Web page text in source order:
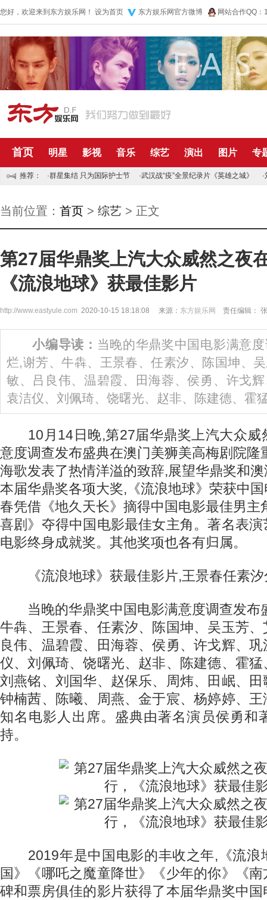
您好，欢迎来到东方娱乐网！ 设为首页 东方娱乐网官方微博 网站合作QQ
首页 明星 影视 音乐 综艺 演出 图片 专
推荐： ·群星集结 只为国际护士节 ·武汉战“疫”全景纪录片《英雄之城》 ·
当前位置： 首页 > 综艺 > 正文
第27届华鼎奖上汽大众威然之夜
《流浪地球》获最佳影片
http://www.eastyule.com 2020-10-15 18:18:08 来源： 东方娱乐网 责任编辑：
小编导读： 当晚的华鼎奖中国电影满意
烂,谢芳、牛犇、王景春、任素汐、陈国坤、
敏、吕良伟、温碧霞、田海蓉、侯勇、许戈
袁洁仪、刘佩琦、饶曙光、赵非、陈建德、霍
10月14日晚,第27届华鼎奖上汽大众威
意度调查发布盛典在澳门美狮美高梅剧院隆
海歌发表了热情洋溢的致辞,展望华鼎奖和
本届华鼎奖各项大奖,《流浪地球》荣获中
春凭借《地久天长》摘得中国电影最佳男主
喜剧》夺得中国电影最佳女主角。著名表
电影终身成就奖。其他奖项也各有归属。
《流浪地球》获最佳影片,王景春任素汐
当晚的华鼎奖中国电影满意度调查发布
牛犇、王景春、任素汐、陈国坤、吴玉芳
良伟、温碧霞、田海蓉、侯勇、许戈辉、
仪、刘佩琦、饶曙光、赵非、陈建德、霍
刘燕铭、刘国华、赵保乐、周炜、田岷、
钟楠茜、陈曦、周燕、金于宸、杨婷婷、
知名电影人出席。盛典由著名演员侯勇和
持。
2019年是中国电影的丰收之年,《流浪
国》《哪吒之魔童降世》《少年的你》《
碑和票房俱佳的影片获得了本届华鼎奖中